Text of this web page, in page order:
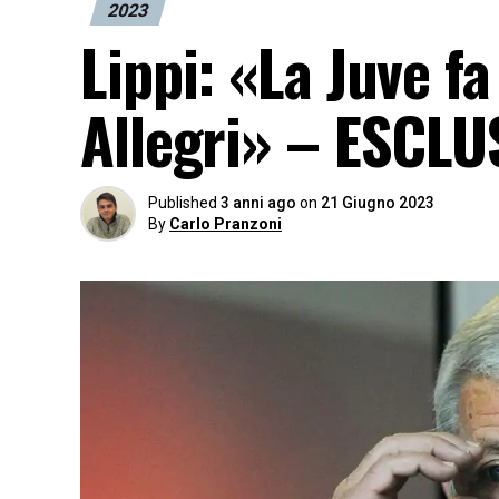
2023
Lippi: «La Juve
Allegri» –
Published 3 anni ago on 21 Giugno 2023
By Carlo Pranzoni